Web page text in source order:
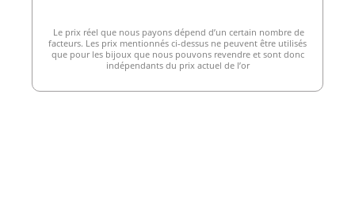
Le prix réel que nous payons dépend d’un certain nombre de
facteurs. Les prix mentionnés ci-dessus ne peuvent être utilisés
que pour les bijoux que nous pouvons revendre et sont donc
indépendants du prix actuel de l’or